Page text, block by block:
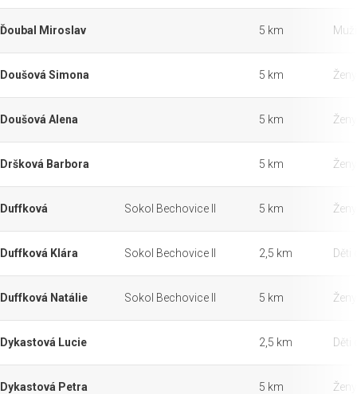
Ďoubal Miroslav 5 km Muži
Doušová Simona 5 km Ženy
Doušová Alena 5 km Ženy
Dršková Barbora 5 km Ženy
Duffková Sokol Bechovice II 5 km Ženy
Duffková Klára Sokol Bechovice II 2,5 km Děti
Duffková Natálie Sokol Bechovice II 5 km Ženy
Dykastová Lucie 2,5 km Děti
Dykastová Petra 5 km Ženy